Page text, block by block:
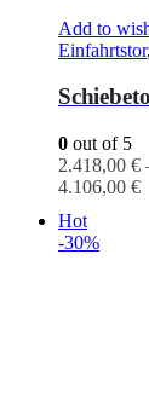
Add to
Einfahrtstor,
0 out of 5
2.418,00 €
4.106,00 €
Hot
-30%